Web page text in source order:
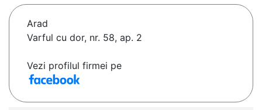
Arad
Varful cu dor, nr. 58, ap. 2
Vezi profilul firmei pe